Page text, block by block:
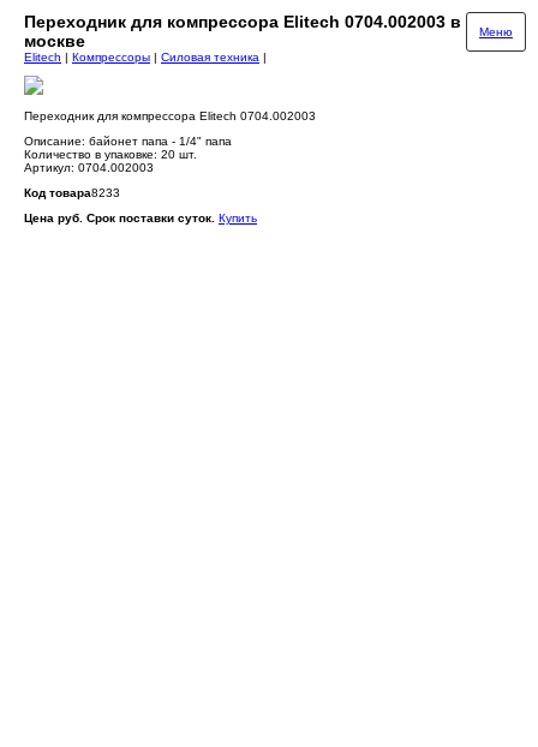
Переходник для компрессора Elitech 0704.002003 в
москве
Меню
Elitech | Компрессоры | Силовая техника |
Переходник для компрессора Elitech 0704.002003
Описание: байонет папа - 1/4" папа
Количество в упаковке: 20 шт.
Артикул: 0704.002003
Код товара8233
Цена руб. Срок поставки суток. Купить